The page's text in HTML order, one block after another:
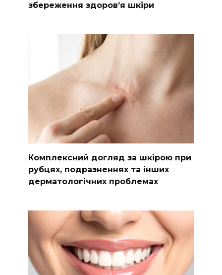
збереження здоров’я шкіри
Комплексний догляд за шкірою при
рубцях, подразненнях та інших
дерматологічних проблемах